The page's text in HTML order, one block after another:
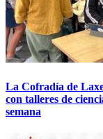
La Cofradía de
con talleres de
semana